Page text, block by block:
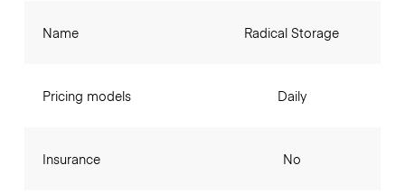
Name
Pricing models
Insurance
Radical Storage
Daily
No